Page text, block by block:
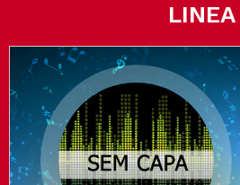
LINEA